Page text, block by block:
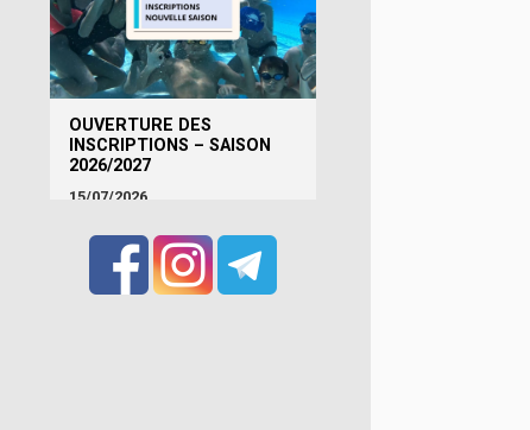
OUVERTURE DES
INSCRIPTIONS – SAISON
2026/2027
15/07/2026